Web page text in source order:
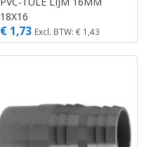
18X16
€ 1,73 Excl. BTW: € 1,43